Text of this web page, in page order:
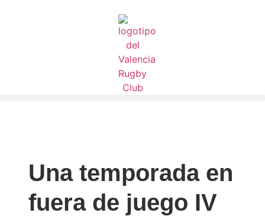
Una temporada en
fuera de juego IV